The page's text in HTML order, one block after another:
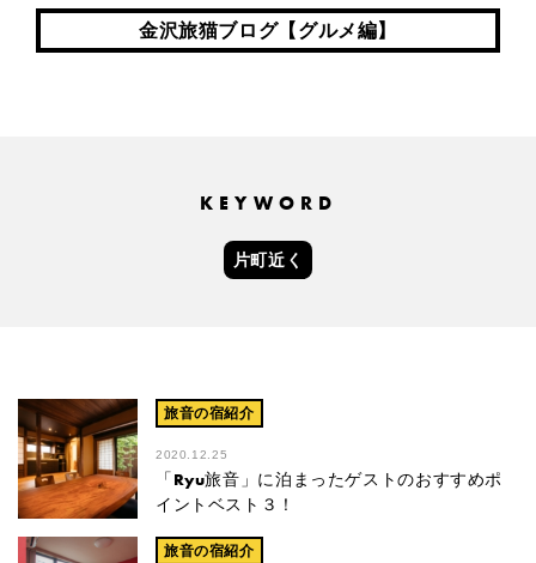
金沢旅猫ブログ【グルメ編】
KEYWORD
片町近く
旅音の宿紹介
2020.12.25
「Ryu旅音」に泊まったゲストのおすすめポ
イントベスト３！
旅音の宿紹介